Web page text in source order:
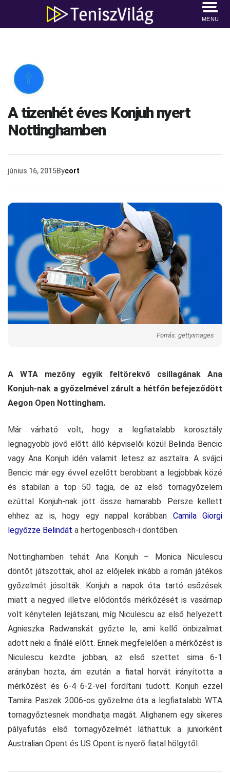
MENU

A tizenhét éves Konjuh nyert
Nottinghamben
június 16, 2015Bycort
Forrás: gettyimages
A WTA mezőny egyik feltörekvő csillagának Ana
Konjuh-nak a győzelmével zárult a hétfőn befejeződött
Aegon Open Nottingham.
Már várható volt, hogy a legfiatalabb korosztály
legnagyobb jövő előtt álló képviselői közül Belinda Bencic
vagy Ana Konjuh idén valamit letesz az asztalra. A svájci
Bencic már egy évvel ezelőtt berobbant a legjobbak közé
és stabilan a top 50 tagja, de az első tornagyőzelem
ezúttal Konjuh-nak jött össze hamarabb. Persze kellett
ehhez az is, hogy egy nappal korábban Camila Giorgi
legyőzze Belindát a hertogenbosch-i döntőben.
Nottinghamben tehát Ana Konjuh – Monica Niculescu
döntőt játszottak, ahol az előjelek inkább a román játékos
győzelmét jósolták. Konjuh a napok óta tartó esőzések
miatt a negyed illetve elődöntős mérkőzését is vasárnap
volt kénytelen lejátszani, míg Niculescu az első helyezett
Agnieszka Radwanskát győzte le, ami kellő önbizalmat
adott neki a finálé előtt. Ennek megfelelően a mérkőzést is
Niculescu kezdte jobban, az első szettet sima 6-1
arányban hozta, ám ezután a fiatal horvát irányította a
mérkőzést és 6-4 6-2-vel fordítani tudott. Konjuh ezzel
Tamira Paszek 2006-os győzelme óta a legfiatalabb WTA
tornagyőztesnek mondhatja magát. Alighanem egy sikeres
pályafutás első tornagyőzelmét láthattuk a juniorként
Australian Opent és US Opent is nyerő fiatal hölgytől.